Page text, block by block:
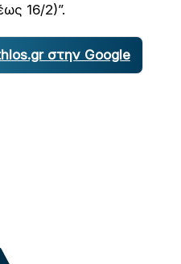
16/2)”.
στην Google